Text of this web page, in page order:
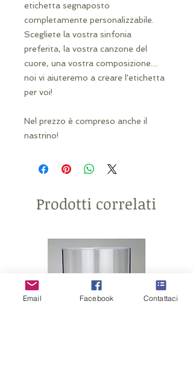
etichetta segnaposto
completamente personalizzabile.
Scegliete la vostra sinfonia
preferita, la vostra canzone del
cuore, una vostra composizione....
noi vi aiuteremo a creare l'etichetta
per voi!
Nel prezzo è compreso anche il
nastrino!
Prodotti correlati
Email Facebook Contattaci